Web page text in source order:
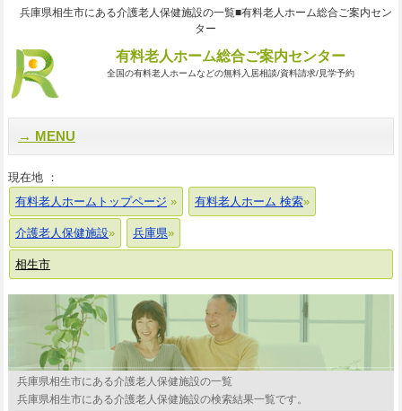
兵庫県相生市にある介護老人保健施設の一覧■有料老人ホーム総合ご案内セン
ター
有料老人ホーム総合ご案内センター
全国の有料老人ホームなどの無料入居相談/資料請求/見学予約
MENU
現在地 ：
有料老人ホームトップページ
有料老人ホーム 検索
介護老人保健施設 兵庫県
相生市
兵庫県相生市にある介護老人保健施設の一覧
兵庫県相生市にある介護老人保健施設の検索結果一覧です。